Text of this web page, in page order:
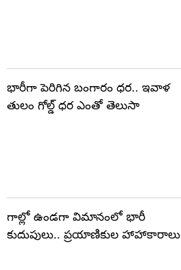
భారీగా పెరిగిన బంగారం ధర.. ఇవాళ
తులం గోల్డ్‌ ధర ఎంతో తెలుసా
గాల్లో ఉండగా విమానంలో భారీ
కుదుపులు.. ప్రయాణికుల హాహాకారాలు